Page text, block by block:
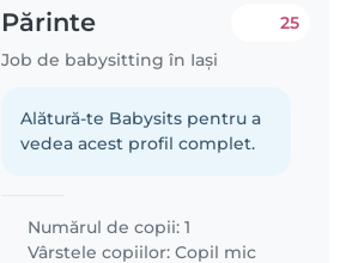
Părinte
Job de babysitting în Iași
25
Alătură-te Babysits pentru a
vedea acest profil complet.
Numărul de copii: 1
Vârstele copiilor:Copil mic